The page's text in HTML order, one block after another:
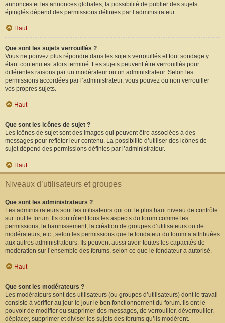
annonces et les annonces globales, la possibilité de publier des sujets
épinglés dépend des permissions définies par l’administrateur.
Haut
Que sont les sujets verrouillés ?
Vous ne pouvez plus répondre dans les sujets verrouillés et tout sondage y
étant contenu est alors terminé. Les sujets peuvent être verrouillés pour
différentes raisons par un modérateur ou un administrateur. Selon les
permissions accordées par l’administrateur, vous pouvez ou non verrouiller
vos propres sujets.
Haut
Que sont les icônes de sujet ?
Les icônes de sujet sont des images qui peuvent être associées à des
messages pour refléter leur contenu. La possibilité d’utiliser des icônes de
sujet dépend des permissions définies par l’administrateur.
Haut
Niveaux d’utilisateurs et groupes
Que sont les administrateurs ?
Les administrateurs sont les utilisateurs qui ont le plus haut niveau de contrôle
sur tout le forum. Ils contrôlent tous les aspects du forum comme les
permissions, le bannissement, la création de groupes d’utilisateurs ou de
modérateurs, etc., selon les permissions que le fondateur du forum a attribuées
aux autres administrateurs. Ils peuvent aussi avoir toutes les capacités de
modération sur l’ensemble des forums, selon ce que le fondateur a autorisé.
Haut
Que sont les modérateurs ?
Les modérateurs sont des utilisateurs (ou groupes d’utilisateurs) dont le travail
consiste à vérifier au jour le jour le bon fonctionnement du forum. Ils ont le
pouvoir de modifier ou supprimer des messages, de verrouiller, déverrouiller,
déplacer, supprimer et diviser les sujets des forums qu’ils modèrent.